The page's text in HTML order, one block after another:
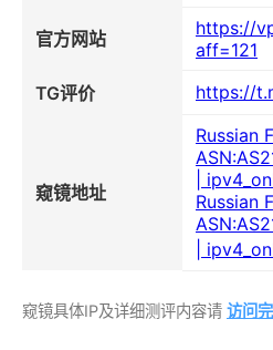
官方网站
https://
aff=121
TG评价
https://
窥镜地址
Russian
|
Russian
|
窥镜具体IP及详细测评内容请 访问